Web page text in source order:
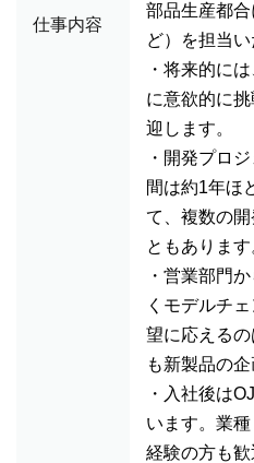
仕事内容
部品生産都
ど）を担当い
・将来的に
に意欲的に
迎します。
・開発プロ
間は約1年ほ
て、複数の
ともあります
・営業部門
くモデルチ
望に応える
も新製品の
・入社後は
います。業
経験の方も